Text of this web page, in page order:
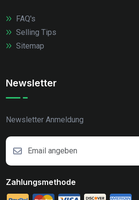
FAQ's
Selling Tips
Sitemap
Newsletter
Newsletter Anmeldung
Zahlungsmethode